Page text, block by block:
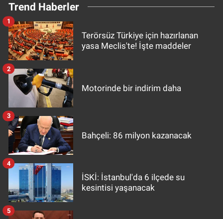
Trend Haberler
Terörsüz Türkiye için hazırlanan
yasa Meclis'te! İşte maddeler
1
Motorinde bir indirim daha
2
Bahçeli: 86 milyon kazanacak
3
İSKİ: İstanbul'da 6 ilçede su
kesintisi yaşanacak
4
5